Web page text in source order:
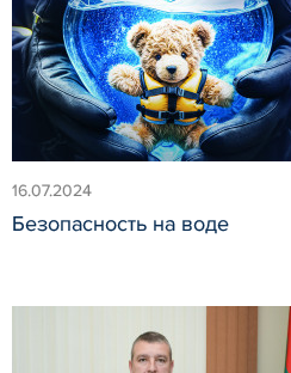
16.07.2024
Безопасность на воде